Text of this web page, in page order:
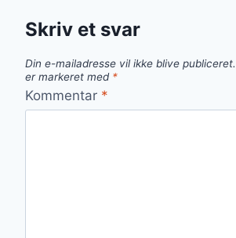
Skriv et svar
Din e-mailadresse vil ikke blive publiceret.
er markeret med *
Kommentar *